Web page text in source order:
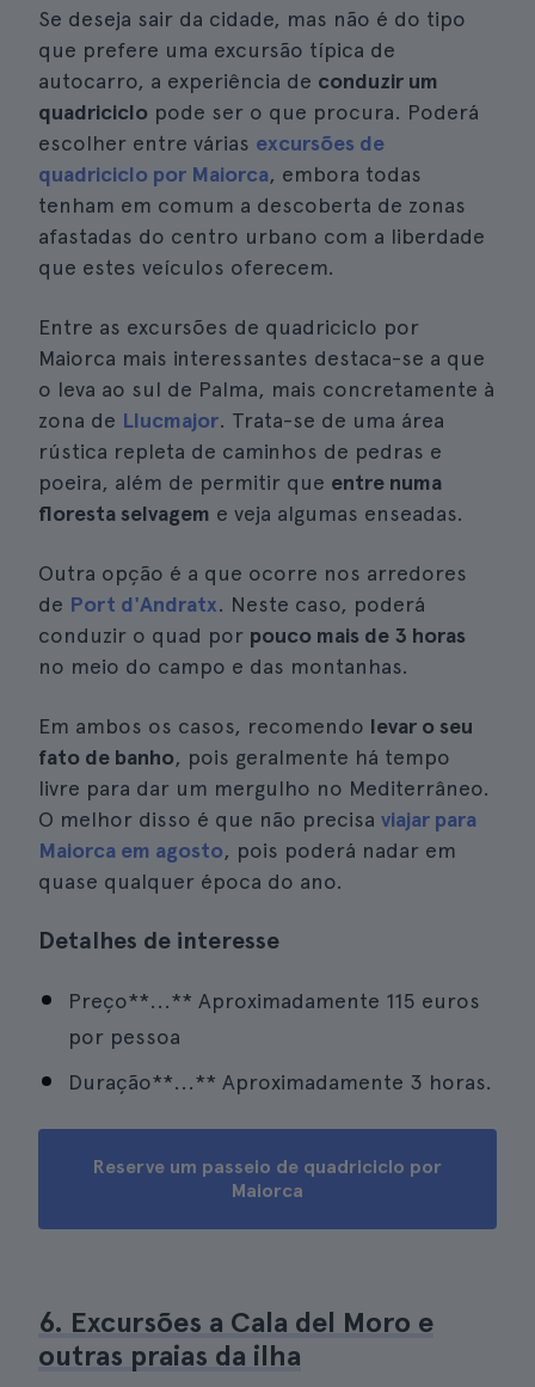
Se deseja sair da cidade, mas não é do tipo
que prefere uma excursão típica de
autocarro, a experiência de conduzir um
quadriciclo pode ser o que procura. Poderá
escolher entre várias excursões de
quadriciclo por Maiorca, embora todas
tenham em comum a descoberta de zonas
afastadas do centro urbano com a liberdade
que estes veículos oferecem.
Entre as excursões de quadriciclo por
Maiorca mais interessantes destaca-se a que
o leva ao sul de Palma, mais concretamente à
zona de Llucmajor. Trata-se de uma área
rústica repleta de caminhos de pedras e
poeira, além de permitir que entre numa
floresta selvagem e veja algumas enseadas.
Outra opção é a que ocorre nos arredores
de Port d'Andratx. Neste caso, poderá
conduzir o quad por pouco mais de 3 horas
no meio do campo e das montanhas.
Em ambos os casos, recomendo levar o seu
fato de banho, pois geralmente há tempo
livre para dar um mergulho no Mediterrâneo.
O melhor disso é que não precisa viajar para
Maiorca em agosto, pois poderá nadar em
quase qualquer época do ano.
Detalhes de interesse
Preço**...** Aproximadamente 115 euros
por pessoa
Duração**...** Aproximadamente 3 horas.
Reserve um passeio de quadriciclo por
Maiorca
6. Excursões a Cala del Moro e
outras praias da ilha